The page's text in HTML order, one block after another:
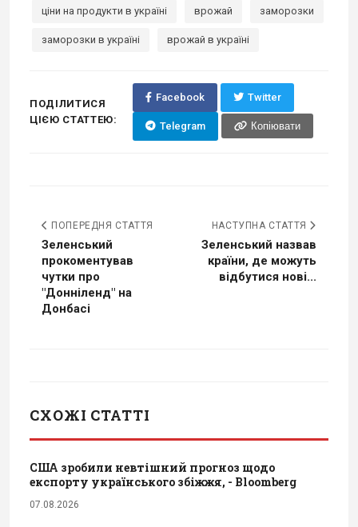
ціни на продукти в україні врожай заморозки
заморозки в україні врожай в україні
ПОДІЛИТИСЯ
ЦІЄЮ СТАТТЕЮ:
Facebook Twitter
Telegram Копіювати
ПОПЕРЕДНЯ СТАТТЯ
Зеленський
прокоментував
чутки про
"Донніленд" на
Донбасі
НАСТУПНА СТАТТЯ
Зеленський назвав
країни, де можуть
відбутися нові...
СХОЖІ СТАТТІ
США зробили невтішний прогноз щодо
експорту українського збіжжя, - Bloomberg
07.08.2026